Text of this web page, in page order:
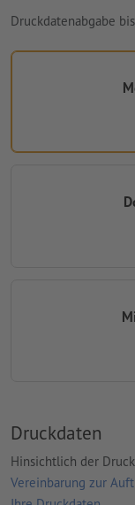
Druckdatenabgabe
Druckdaten
Hinsichtlich der
Vereinbarung zur